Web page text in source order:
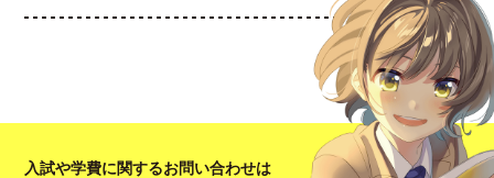
入試や学費に関するお問い合わせは